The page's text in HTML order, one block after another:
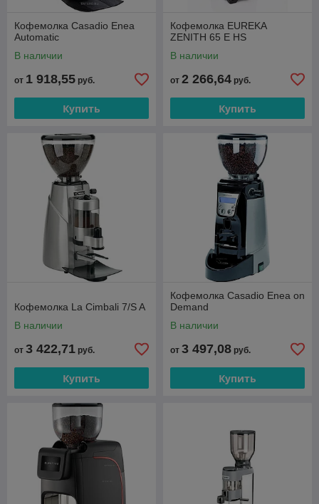
Кофемолка Casadio Enea
Automatic
В наличии
от 1 918,55 руб.
Купить
Кофемолка EUREKA
ZENITH 65 E HS
В наличии
от 2 266,64 руб.
Купить
Кофемолка La Cimbali 7/S A
В наличии
от 3 422,71 руб.
Купить
Кофемолка Casadio Enea on
Demand
В наличии
от 3 497,08 руб.
Купить